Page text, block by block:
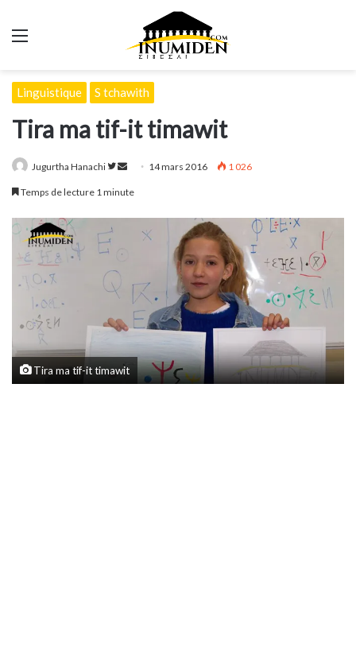
Menu
Linguistique S tchawith
Tira ma tif-it timawit
Jugurtha Hanachi
Suivre
Envoyer14 mars 2016 1 026
Temps de lecture 1 minute
Tira ma tif-it timawit